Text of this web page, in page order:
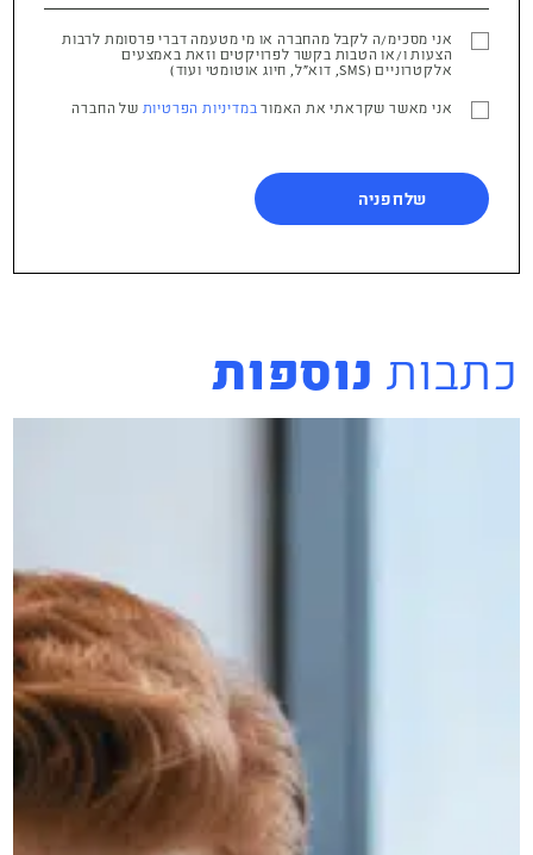
אני מסכימ/ה לקבל מהחברה או מי מטעמה דברי פרסומת לרבות
הצעות ו/או הטבות בקשר לפרויקטים וזאת באמצעים
אלקטרוניים (SMS, דוא"ל, חיוג אוטומטי ועוד)
אני מאשר שקראתי את האמור במדיניות הפרטיות של החברה
כתבות נוספות